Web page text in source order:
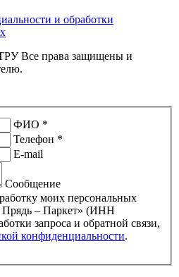
и обработки
Все права защищены и
ФИО *
Телефон *
E-mail
Сообщение
моих персональных
– Паркет» (ИНН
конфиденциальности.